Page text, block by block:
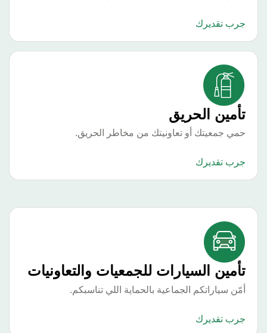
تقديرك
الحريق
جمعيتك أو تعاونيتك من مخاطر الحريق.
تقديرك
السيارات للجمعيات والتعاونيات
سياراتكم الجماعية بالحماية اللي تناسبكم.
تقديرك